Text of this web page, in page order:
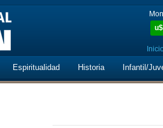
u$
Espiritualidad Historia Infantil/